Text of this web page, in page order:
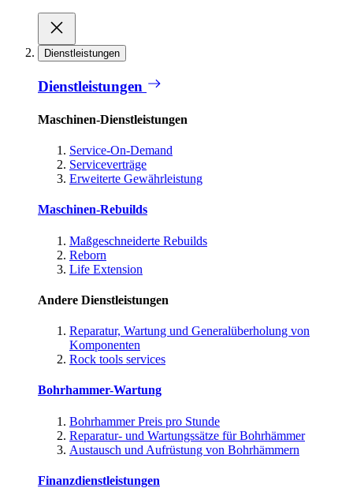
Dienstleistungen
Dienstleistungen
Maschinen-Dienstleistungen
Service-On-Demand
Serviceverträge
Erweiterte Gewährleistung
Maschinen-Rebuilds
Maßgeschneiderte Rebuilds
Reborn
Life Extension
Andere Dienstleistungen
Reparatur, Wartung und Generalüberholung von
Komponenten
Rock tools services
Bohrhammer-Wartung
Bohrhammer Preis pro Stunde
Reparatur- und Wartungssätze für Bohrhämmer
Austausch und Aufrüstung von Bohrhämmern
Finanzdienstleistungen